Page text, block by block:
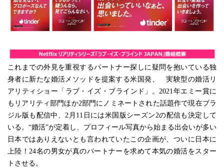
これまでの外見を重視するパートナー探しに疑問を抱いている独
身者に新たな婚活メソッドを提案する米国発、　実験型の婚活リ
アリティショー「ラブ・イズ・ブラインド」。2021年エミー賞に
もリアリティ部門ほか2部門にノミネートされた話題作で現在ブラ
ジル版も配信中、2月11日には米国版シーズン2の配信も決定して
いる。“婚活”が定着し、プロフィール写真から始まる出会いが多い
日本ではありえないとも言われていたこの企画が、ついに日本に
上陸！24名の男女が真のパートナーを求めて本気の婚活をスター
トさせる。